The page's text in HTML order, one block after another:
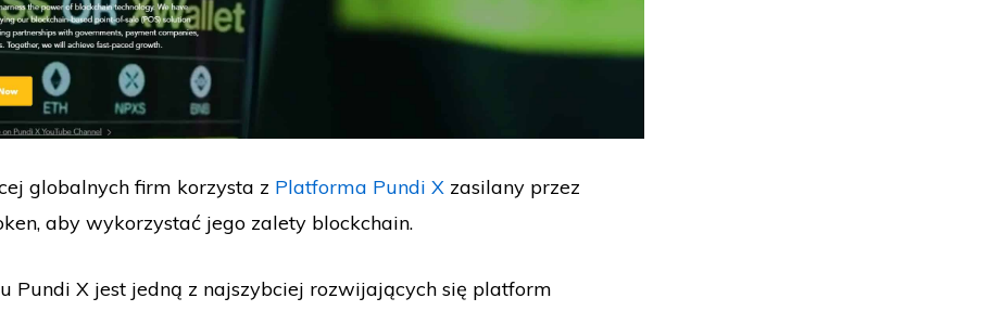
globalnych firm korzysta z Platforma Pundi X zasilany przez
aby wykorzystać jego zalety blockchain.
Pundi X jest jedną z najszybciej rozwijających się platform